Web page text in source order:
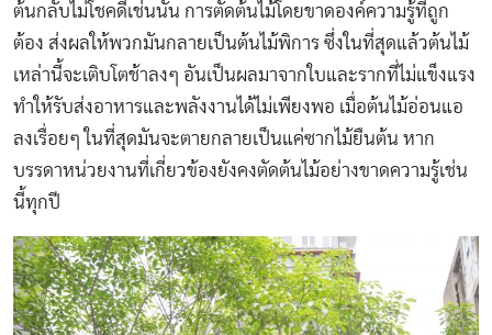
ต้นกลับไม่โชคดีเช่นนั้น การตัดต้นไม้โดยขาดองค์ความรู้ที่ถูก
ต้อง ส่งผลให้พวกมันกลายเป็นต้นไม้พิการ ซึ่งในที่สุดแล้วต้นไม้
เหล่านี้จะเติบโตช้าลงๆ อันเป็นผลมาจากใบและรากที่ไม่แข็งแรง
ทำให้รับส่งอาหารและพลังงานได้ไม่เพียงพอ เมื่อต้นไม้อ่อนแอ
ลงเรื่อยๆ ในที่สุดมันจะตายกลายเป็นแค่ซากไม้ยืนต้น หาก
บรรดาหน่วยงานที่เกี่ยวข้องยังคงตัดต้นไม้อย่างขาดความรู้เช่น
นี้ทุกปี